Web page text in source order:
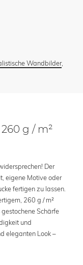
Wandbilder,
g / m²
Der
eigene Motive oder
fertigen zu lassen.
260 g / m²
Schärfe
und
eleganten Look –